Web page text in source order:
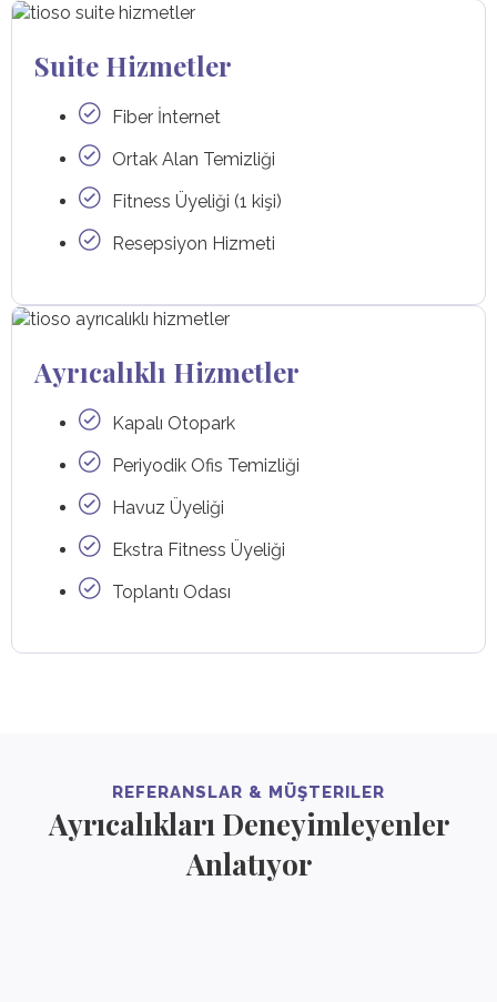
Suite Hizmetler
Fiber İnternet
Ortak Alan Temizliği
Fitness Üyeliği (1 kişi)
Resepsiyon Hizmeti
Ayrıcalıklı Hizmetler
Kapalı Otopark
Periyodik Ofis Temizliği
Havuz Üyeliği
Ekstra Fitness Üyeliği
Toplantı Odası
REFERANSLAR & MÜŞTERILER
Ayrıcalıkları Deneyimleyenler
Anlatıyor